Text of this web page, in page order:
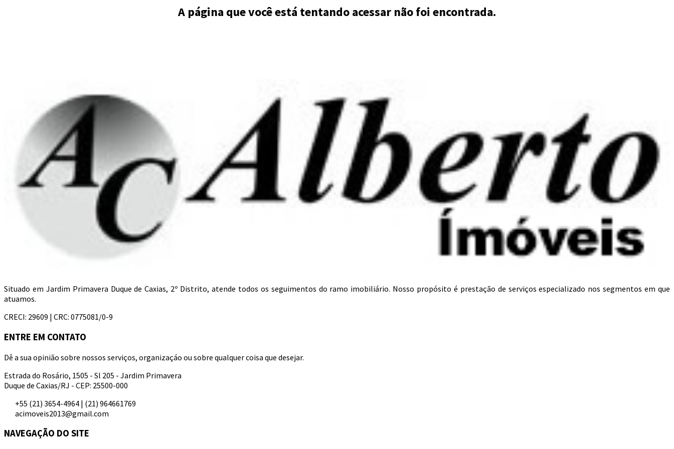
A página que você está tentando acessar não foi encontrada.
Situado em Jardim Primavera Duque de Caxias, 2º Distrito, atende todos os seguimentos do ramo imobiliário. Nosso propósito é prestação de serviços especializado nos segmentos em que
atuamos.
CRECI: 29609 | CRC: 0775081/0-9
ENTRE EM CONTATO
Dê a sua opinião sobre nossos serviços, organizaçáo ou sobre qualquer coisa que desejar.
Estrada do Rosário, 1505 - Sl 205 - Jardim Primavera
Duque de Caxias/RJ - CEP: 25500-000
+55 (21) 3654-4964 | (21) 964661769
acimoveis2013@gmail.com
NAVEGAÇÃO DO SITE